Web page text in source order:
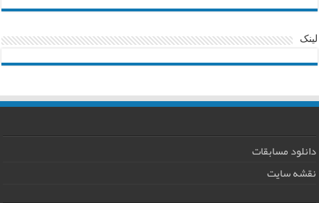
لینک
دانلود مسابقات
نقشه سایت